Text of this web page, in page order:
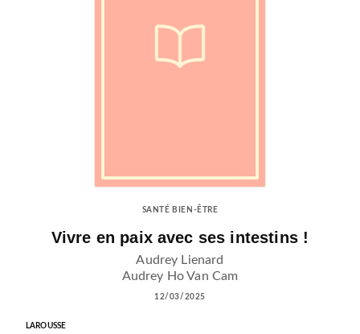
SANTÉ BIEN-ÊTRE
Vivre en paix avec ses intestins !
Audrey Lienard
Audrey Ho Van Cam
12/03/2025
LAROUSSE